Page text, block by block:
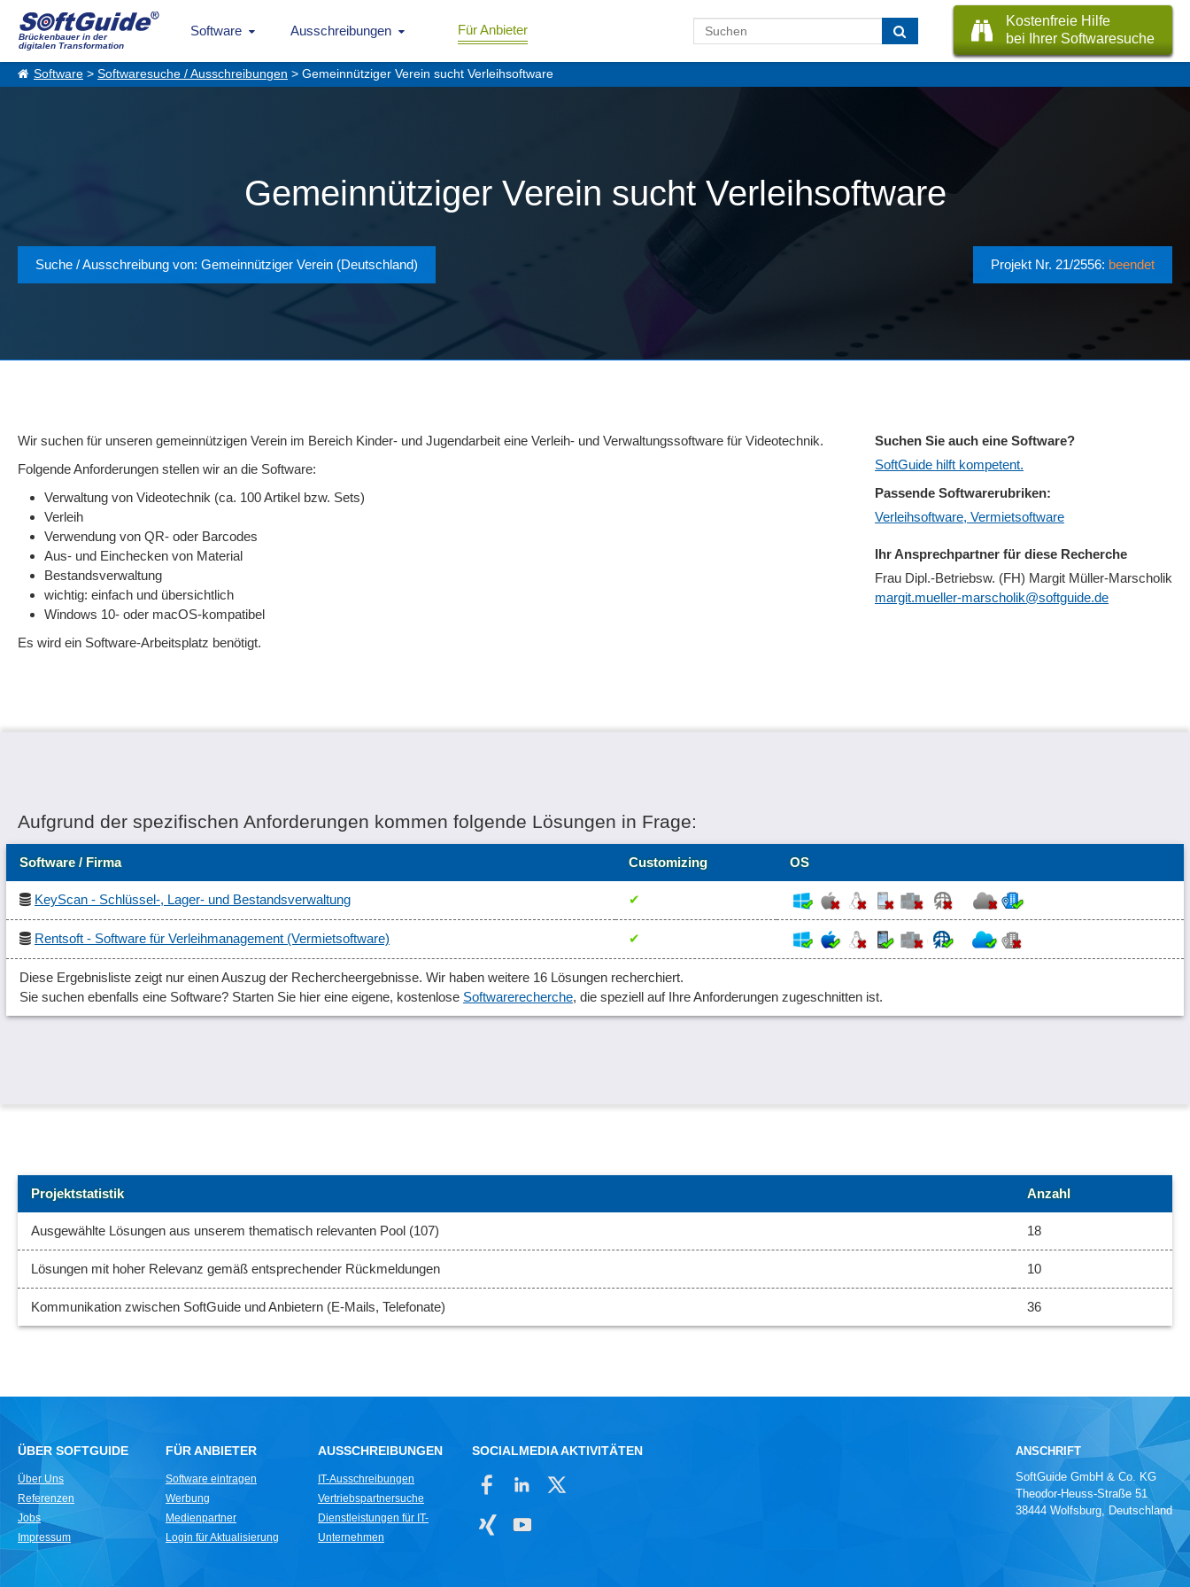
Brückenbauer in der
digitalen Transformation
Software Ausschreibungen Für Anbieter
Kostenfreie Hilfe
bei Ihrer Softwaresuche
Software > Softwaresuche / Ausschreibungen > Gemeinnütziger Verein sucht Verleihsoftware
Gemeinnütziger Verein sucht Verleihsoftware
Suche / Ausschreibung von: Gemeinnütziger Verein (Deutschland) Projekt Nr. 21/2556: beendet
Suchen Sie auch eine Software?
SoftGuide hilft kompetent.
Passende Softwarerubriken:
Verleihsoftware, Vermietsoftware
Ihr Ansprechpartner für diese Recherche
Frau Dipl.-Betriebsw. (FH) Margit Müller-Marscholik
margit.mueller-marscholik@softguide.de
Wir suchen für unseren gemeinnützigen Verein im Bereich Kinder- und Jugendarbeit eine Verleih- und Verwaltungssoftware für Videotechnik.
Folgende Anforderungen stellen wir an die Software:
Verwaltung von Videotechnik (ca. 100 Artikel bzw. Sets)
Verleih
Verwendung von QR- oder Barcodes
Aus- und Einchecken von Material
Bestandsverwaltung
wichtig: einfach und übersichtlich
Windows 10- oder macOS-kompatibel
Es wird ein Software-Arbeitsplatz benötigt.
Aufgrund der spezifischen Anforderungen kommen folgende Lösungen in Frage:
Software / Firma Customizing OS
KeyScan - Schlüssel-, Lager- und Bestandsverwaltung ✔
Rentsoft - Software für Verleihmanagement (Vermietsoftware) ✔
Diese Ergebnisliste zeigt nur einen Auszug der Rechercheergebnisse. Wir haben weitere 16 Lösungen recherchiert.
Sie suchen ebenfalls eine Software? Starten Sie hier eine eigene, kostenlose Softwarerecherche, die speziell auf Ihre Anforderungen zugeschnitten ist.
Projektstatistik Anzahl
Ausgewählte Lösungen aus unserem thematisch relevanten Pool (107) 18
Lösungen mit hoher Relevanz gemäß entsprechender Rückmeldungen 10
Kommunikation zwischen SoftGuide und Anbietern (E-Mails, Telefonate) 36
ÜBER SOFTGUIDE
Über Uns
Referenzen
Jobs
Impressum
FÜR ANBIETER
Software eintragen
Werbung
Medienpartner
Login für Aktualisierung
AUSSCHREIBUNGEN
IT-Ausschreibungen
Vertriebspartnersuche
Dienstleistungen für IT-
Unternehmen
SOCIALMEDIA AKTIVITÄTEN
ANSCHRIFT
SoftGuide GmbH & Co. KG
Theodor-Heuss-Straße 51
38444 Wolfsburg, Deutschland